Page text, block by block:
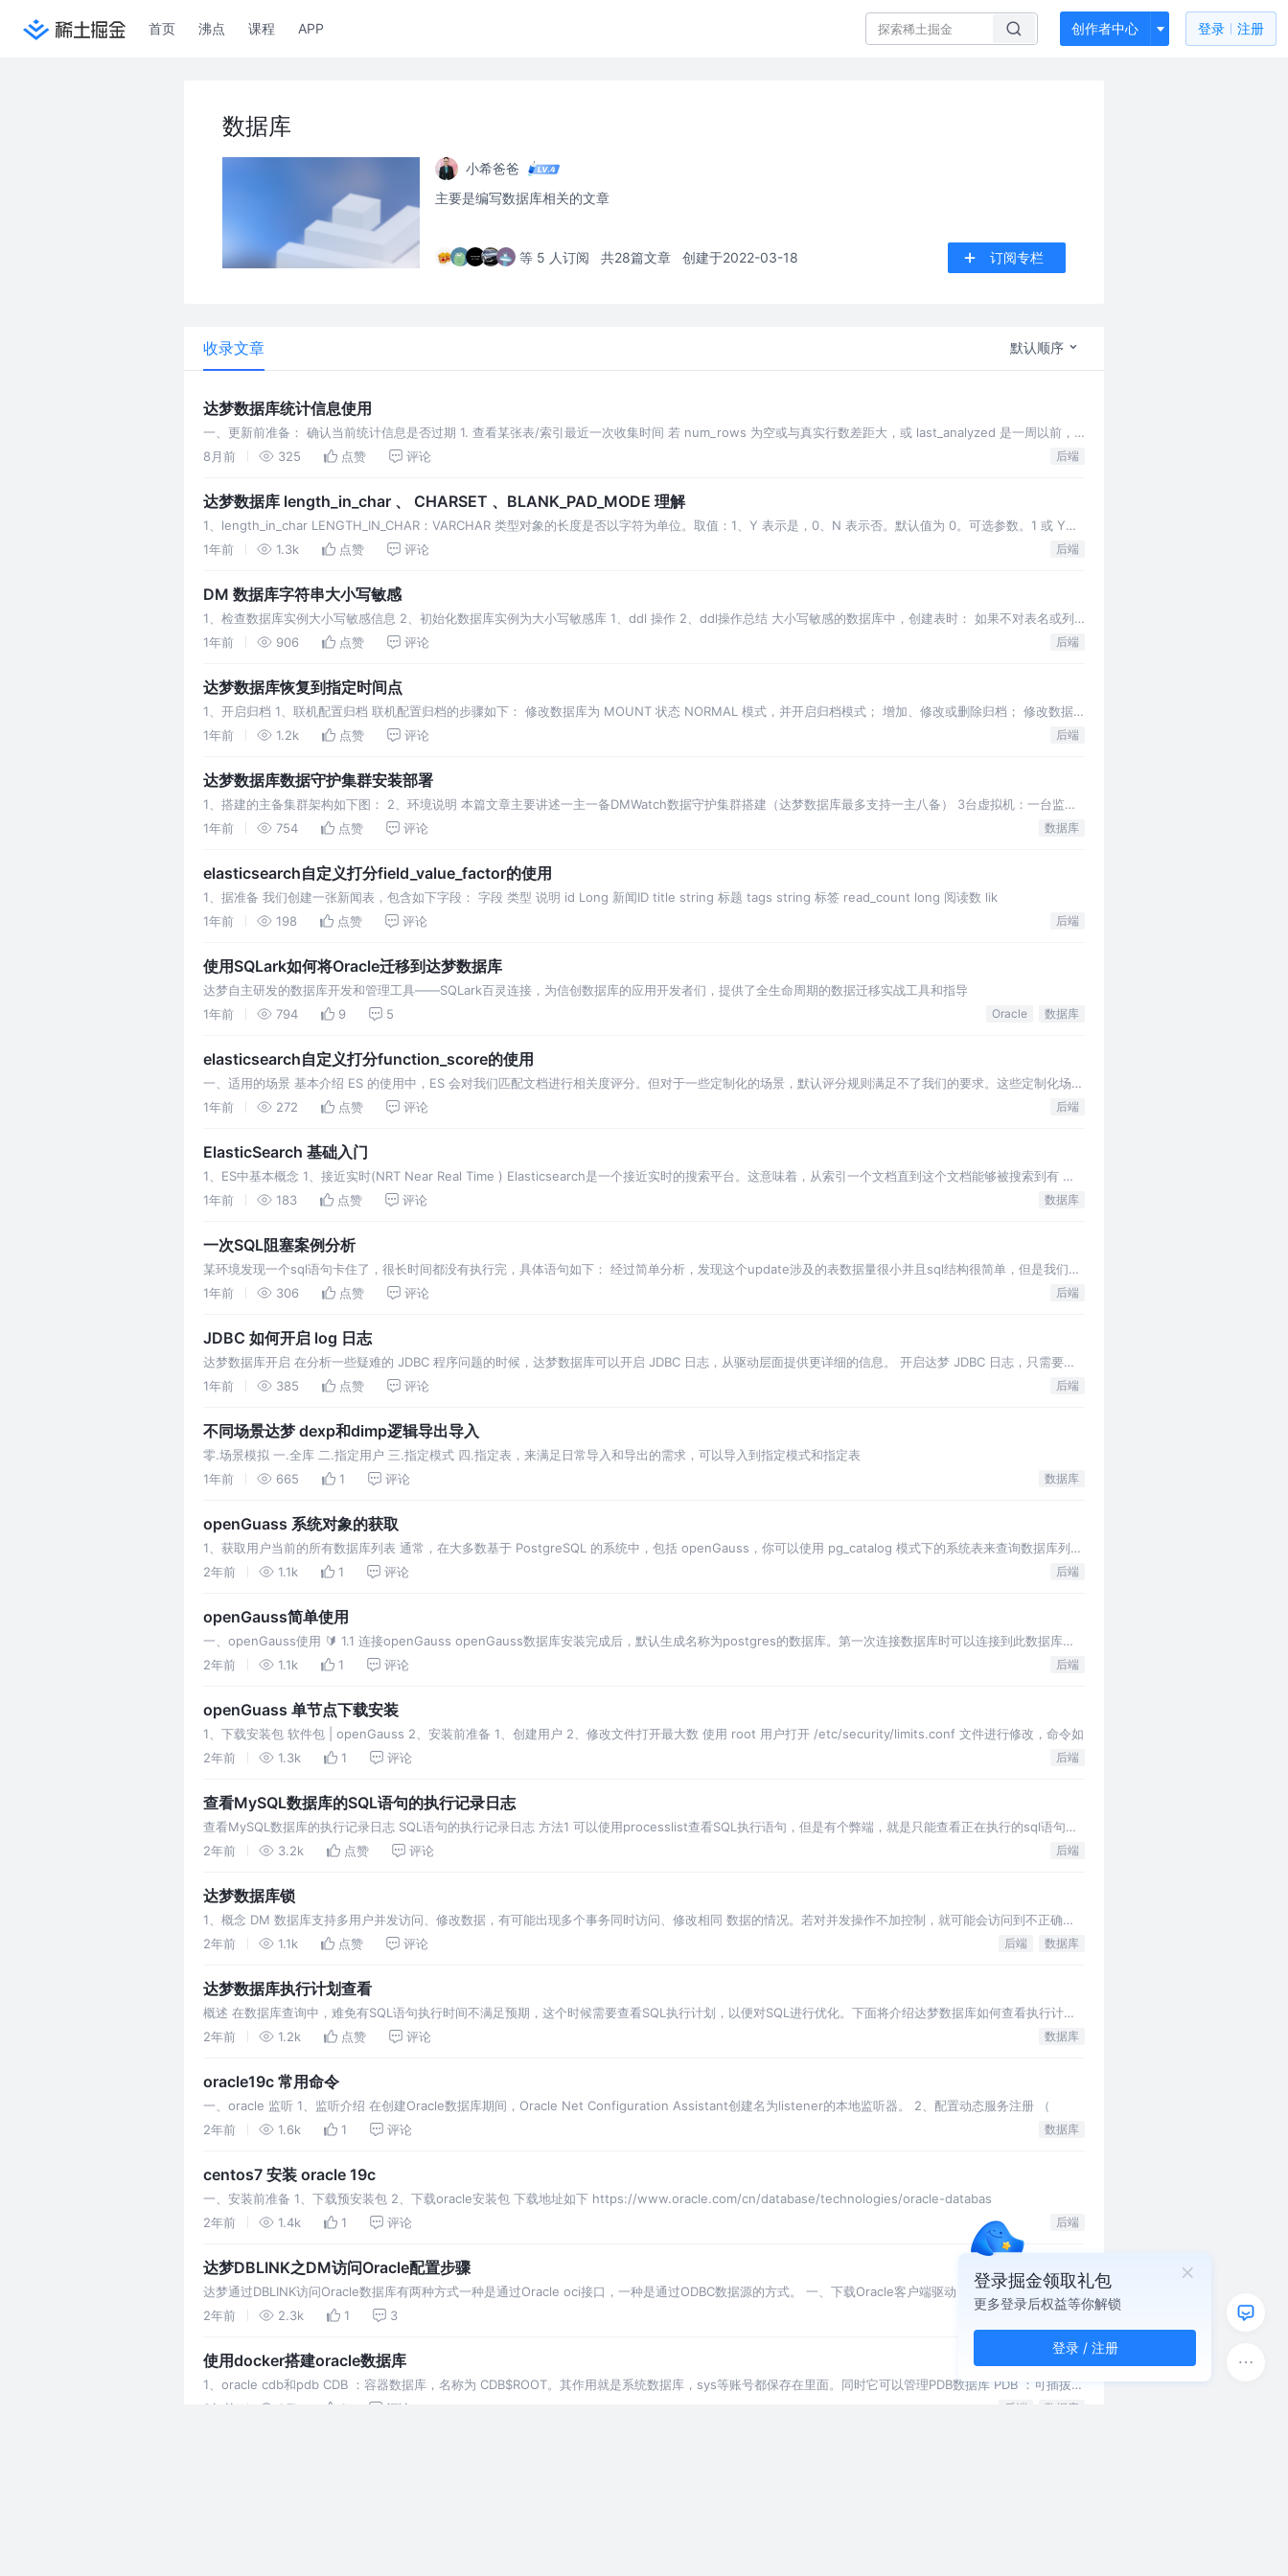
首页 沸点 课程 APP 创作者中心 登录 注册
数据库
小希爸爸
主要是编写数据库相关的文章
等 5 人订阅 共28篇文章 创建于2022-03-18 订阅专栏
收录文章 默认顺序
达梦数据库统计信息使用
一、更新前准备： 确认当前统计信息是否过期 1. 查看某张表/索引最近一次收集时间 若 num_rows 为空或与真实行数差距大，或 last_analyzed 是一周以前，
即可判定需要更新 2. 记
8月前 325 点赞 评论 后端
达梦数据库 length_in_char 、 CHARSET 、BLANK_PAD_MODE 理解
1、length_in_char LENGTH_IN_CHAR：VARCHAR 类型对象的长度是否以字符为单位。取值：1、Y 表示是，0、N 表示否。默认值为 0。可选参数。1 或 Y：
是，所有 VA
1年前 1.3k 点赞 评论 后端
DM 数据库字符串大小写敏感
1、检查数据库实例大小写敏感信息 2、初始化数据库实例为大小写敏感库 1、ddl 操作 2、ddl操作总结 大小写敏感的数据库中，创建表时： 如果不对表名或列
名添加""，那么表名和列名都自动转换为大写
1年前 906 点赞 评论 后端
达梦数据库恢复到指定时间点
1、开启归档 1、联机配置归档 联机配置归档的步骤如下： 修改数据库为 MOUNT 状态 NORMAL 模式，并开启归档模式； 增加、修改或删除归档； 修改数据
库为 OPEN 状态。 执行完成如下：
1年前 1.2k 点赞 评论 后端
达梦数据库数据守护集群安装部署
1、搭建的主备集群架构如下图： 2、环境说明 本篇文章主要讲述一主一备DMWatch数据守护集群搭建（达梦数据库最多支持一主八备） 3台虚拟机：一台监视
器，一台主库，一台备库 操作系统：Kylin L
1年前 754 点赞 评论 数据库
elasticsearch自定义打分field_value_factor的使用
1、据准备 我们创建一张新闻表，包含如下字段： 字段 类型 说明 id Long 新闻ID title string 标题 tags string 标签 read_count long 阅读数 lik
1年前
198 点赞 评论 后端
使用SQLark如何将Oracle迁移到达梦数据库
达梦自主研发的数据库开发和管理工具——SQLark百灵连接，为信创数据库的应用开发者们，提供了全生命周期的数据迁移实战工具和指导
1年前
794 9 5 Oracle 数据库
elasticsearch自定义打分function_score的使用
一、适用的场景 基本介绍 ES 的使用中，ES 会对我们匹配文档进行相关度评分。但对于一些定制化的场景，默认评分规则满足不了我们的要求。这些定制化场
景，ES 也是推出了自定义评分方式来进行支持。可以使
1年前 272 点赞 评论 后端
ElasticSearch 基础入门
1、ES中基本概念 1、接近实时(NRT Near Real Time ) Elasticsearch是一个接近实时的搜索平台。这意味着，从索引一个文档直到这个文档能够被搜索到有 一
个轻微的延迟(通常
1年前 183 点赞 评论 数据库
一次SQL阻塞案例分析
某环境发现一个sql语句卡住了，很长时间都没有执行完，具体语句如下： 经过简单分析，发现这个update涉及的表数据量很小并且sql结构很简单，但是我们发
现该sql的对应的连接状态为ACTIVE的，如
1年前 306 点赞 评论 后端
JDBC 如何开启 log 日志
达梦数据库开启 在分析一些疑难的 JDBC 程序问题的时候，达梦数据库可以开启 JDBC 日志，从驱动层面提供更详细的信息。 开启达梦 JDBC 日志，只需要在
URL 串中加入两个参数即可，例如：
1年前 385 点赞 评论 后端
不同场景达梦 dexp和dimp逻辑导出导入
零.场景模拟 一.全库 二.指定用户 三.指定模式 四.指定表，来满足日常导入和导出的需求，可以导入到指定模式和指定表
1年前
665 1 评论 数据库
openGuass 系统对象的获取
1、获取用户当前的所有数据库列表 通常，在大多数基于 PostgreSQL 的系统中，包括 openGauss，你可以使用 pg_catalog 模式下的系统表来查询数据库列
表。然而，openGaus
2年前 1.1k 1 评论 后端
openGauss简单使用
一、openGauss使用 🔰 1.1 连接openGauss openGauss数据库安装完成后，默认生成名称为postgres的数据库。第一次连接数据库时可以连接到此数据库。
🔰 1.2 创建数据
2年前 1.1k 1 评论 后端
openGuass 单节点下载安装
1、下载安装包 软件包 | openGauss 2、安装前准备 1、创建用户 2、修改文件打开最大数 使用 root 用户打开 /etc/security/limits.conf 文件进行修改，命令如
2年前
1.3k 1 评论 后端
查看MySQL数据库的SQL语句的执行记录日志
查看MySQL数据库的执行记录日志 SQL语句的执行记录日志 方法1 可以使用processlist查看SQL执行语句，但是有个弊端，就是只能查看正在执行的sql语句，
无法查看历史执行的语句。 或者
2年前 3.2k 点赞 评论 后端
达梦数据库锁
1、概念 DM 数据库支持多用户并发访问、修改数据，有可能出现多个事务同时访问、修改相同 数据的情况。若对并发操作不加控制，就可能会访问到不正确的
数据，破坏数据的一致性和 正确性。 封锁机制是实现数据
2年前 1.1k 点赞 评论 后端 数据库
达梦数据库执行计划查看
概述 在数据库查询中，难免有SQL语句执行时间不满足预期，这个时候需要查看SQL执行计划，以便对SQL进行优化。下面将介绍达梦数据库如何查看执行计划
及涉及相关工具。 1.执行计划查看顺序和说明 1.1
2年前 1.2k 点赞 评论 数据库
oracle19c 常用命令
一、oracle 监听 1、监听介绍 在创建Oracle数据库期间，Oracle Net Configuration Assistant创建名为listener的本地监听器。 2、配置动态服务注册 （
2年前
1.6k 1 评论 数据库
centos7 安装 oracle 19c
一、安装前准备 1、下载预安装包 2、下载oracle安装包 下载地址如下 https://www.oracle.com/cn/database/technologies/oracle-databas
2年前
1.4k 1 评论 后端
达梦DBLINK之DM访问Oracle配置步骤
达梦通过DBLINK访问Oracle数据库有两种方式一种是通过Oracle oci接口，一种是通过ODBC数据源的方式。 一、下载Oracle客户端驱动（Instant Client） 下
载地址：Or
2年前 2.3k 1 3 后端
使用docker搭建oracle数据库
1、oracle cdb和pdb CDB ：容器数据库，名称为 CDB$ROOT。其作用就是系统数据库，sys等账号都保存在里面。同时它可以管理PDB数据库 PDB ：可插拔的
数据库。用户可以在PDB
2年前 1.7k 1 评论 后端 数据库
登录掘金领取礼包
更多登录后权益等你解锁
登录 / 注册